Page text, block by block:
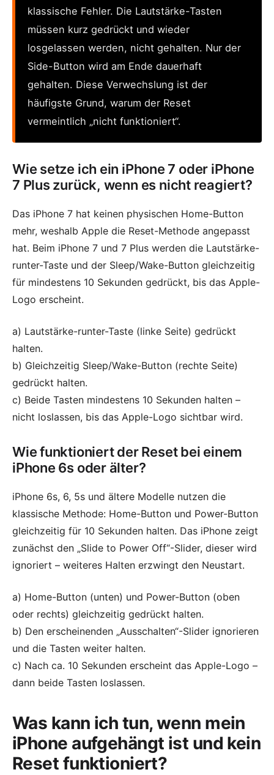
klassische Fehler. Die Lautstärke-Tasten
müssen kurz gedrückt und wieder
losgelassen werden, nicht gehalten. Nur der
Side-Button wird am Ende dauerhaft
gehalten. Diese Verwechslung ist der
häufigste Grund, warum der Reset
vermeintlich „nicht funktioniert“.
Wie setze ich ein iPhone 7 oder iPhone
7 Plus zurück, wenn es nicht reagiert?
Das iPhone 7 hat keinen physischen Home-Button
mehr, weshalb Apple die Reset-Methode angepasst
hat. Beim iPhone 7 und 7 Plus werden die Lautstärke-
runter-Taste und der Sleep/Wake-Button gleichzeitig
für mindestens 10 Sekunden gedrückt, bis das Apple-
Logo erscheint.
a) Lautstärke-runter-Taste (linke Seite) gedrückt
halten.
b) Gleichzeitig Sleep/Wake-Button (rechte Seite)
gedrückt halten.
c) Beide Tasten mindestens 10 Sekunden halten –
nicht loslassen, bis das Apple-Logo sichtbar wird.
Wie funktioniert der Reset bei einem
iPhone 6s oder älter?
iPhone 6s, 6, 5s und ältere Modelle nutzen die
klassische Methode: Home-Button und Power-Button
gleichzeitig für 10 Sekunden halten. Das iPhone zeigt
zunächst den „Slide to Power Off“-Slider, dieser wird
ignoriert – weiteres Halten erzwingt den Neustart.
a) Home-Button (unten) und Power-Button (oben
oder rechts) gleichzeitig gedrückt halten.
b) Den erscheinenden „Ausschalten“-Slider ignorieren
und die Tasten weiter halten.
c) Nach ca. 10 Sekunden erscheint das Apple-Logo –
dann beide Tasten loslassen.
Was kann ich tun, wenn mein
iPhone aufgehängt ist und kein
Reset funktioniert?